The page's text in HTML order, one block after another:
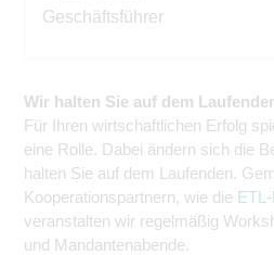
Geschäftsführer
Wir halten Sie auf dem
Für Ihren wirtschaftlichen Erfolg
eine Rolle. Dabei ändern sich die
halten Sie auf dem Laufenden.
Kooperationspartnern, wie die
veranstalten wir regelmäßig
und Mandantenabende.